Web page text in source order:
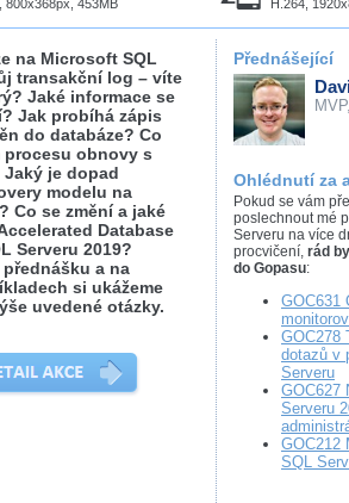
800x368px, 453MB H.264,
na Microsoft SQL
transakční log – víte
Jaké informace se
Jak probíhá zápis
do databáze? Co
procesu obnovy s
je dopad
modelu na
Co se změní a jaké
Database
Serveru 2019?
a na
si ukážeme
uvedené otázky.
Přednášející
Ohlédnutí za
Pokud se vám
poslechnout mé
Serveru na více
procvičení, rád
do Gopasu:
GOC631
GOC278
dotazů v
Serveru
GOC627
Serveru
GOC212
SQL